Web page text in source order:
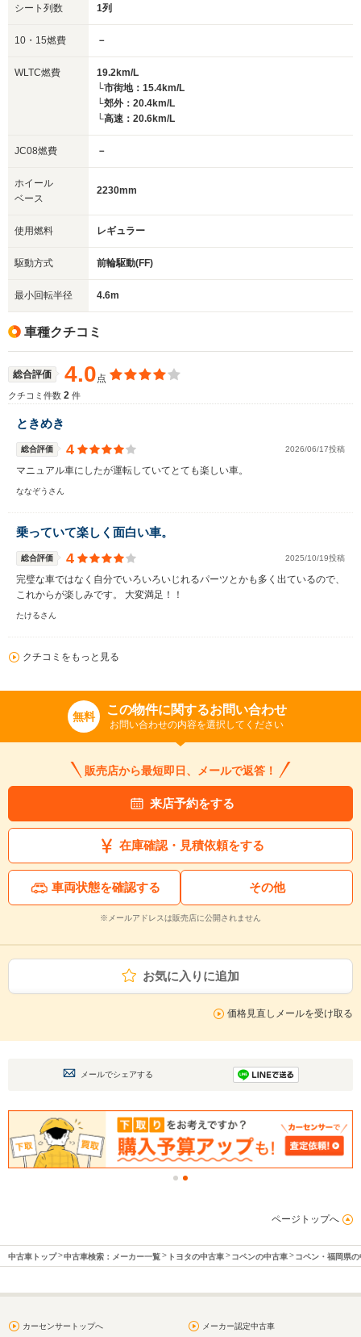
シート列数 1列
10・15燃費 －
WLTC燃費
19.2km/L
└市街地：15.4km/L
└郊外：20.4km/L
└高速：20.6km/L
JC08燃費 －
ホイール
ベース
2230mm
使用燃料 レギュラー
駆動方式 前輪駆動(FF)
最小回転半径 4.6m
車種クチコミ
総合評価 4.0点
クチコミ件数 2 件
ときめき
総合評価 4 2026/06/17投稿
マニュアル車にしたが運転していてとても楽しい車。
ななぞうさん
乗っていて楽しく面白い車。
総合評価 4 2025/10/19投稿
完璧な車ではなく自分でいろいろいじれるパーツとかも多く出ているので、
これからが楽しみです。 大変満足！！
たけるさん
クチコミをもっと見る
無料 この物件に関するお問い合わせ
お問い合わせの内容を選択してください
販売店から最短即日、メールで返答！
来店予約をする
在庫確認・見積依頼をする
車両状態を確認する その他
※メールアドレスは販売店に公開されません
お気に入りに追加
価格見直しメールを受け取る
メールでシェアする
ページトップへ
中古車トップ 中古車検索：メーカー一覧 トヨタの中古車 コペンの中古車 コペン・福岡県
カーセンサートップへ メーカー認定中古車